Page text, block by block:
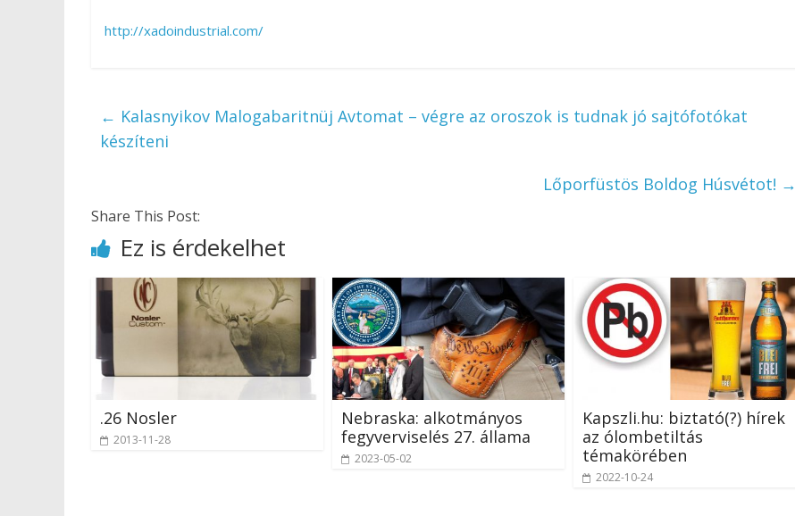
http://xadoindustrial.com/
← Kalasnyikov Malogabaritnüj Avtomat – végre az oroszok is tudnak jó sajtófotókat
készíteni
Lőporfüstös Boldog Húsvétot! →
Share This Post:
Ez is érdekelhet
.26 Nosler
2013-11-28
Nebraska: alkotmányos
fegyverviselés 27. állama
2023-05-02
Kapszli.hu: biztató(?) hírek
az ólombetiltás
témakörében
2022-10-24